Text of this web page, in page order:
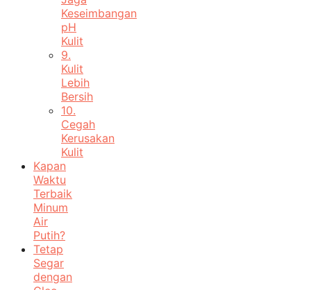
Keseimbangan
pH
Kulit
9.
Kulit
Lebih
Bersih
10.
Cegah
Kerusakan
Kulit
Kapan
Waktu
Terbaik
Minum
Air
Putih?
Tetap
Segar
dengan